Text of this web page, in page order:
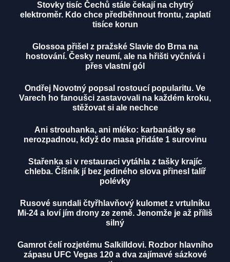
Stovky tisíc Čechů stále čekají na chytrý
elektroměr. Kdo chce předběhnout frontu, zaplatí
tisíce korun
Glossoa přišel z pražské Slavie do Brna na
hostování. Česky neumí, ale na hřišti vyčnívá i
přes vlastní gól
Ondřej Novotný popsal rostoucí popularitu. Ve
Varech ho fanoušci zastavovali na každém kroku,
stěžovat si ale nechce
Ani strouhanka, ani mléko: karbanátky se
nerozpadnou, když do masa přidáte 1 surovinu
Stařenka si v restauraci vytáhla z tašky krajíc
chleba. Číšník jí bez jediného slova přinesl talíř
polévky
Rusové sundali čtyřhlavňový kulomet z vrtulníku
Mi-24 a loví jím drony ze země. Jenomže je až příliš
silný
Gamrot čelí rozjetému Salkilldovi. Rozbor hlavního
zápasu UFC Vegas 120 a dva zajímavé sázkové